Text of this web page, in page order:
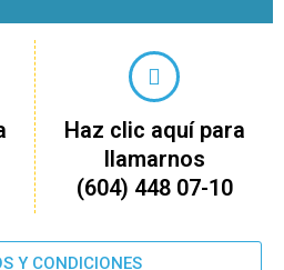
Haz clic aquí para
llamarnos
(604) 448 07-10
Y CONDICIONES